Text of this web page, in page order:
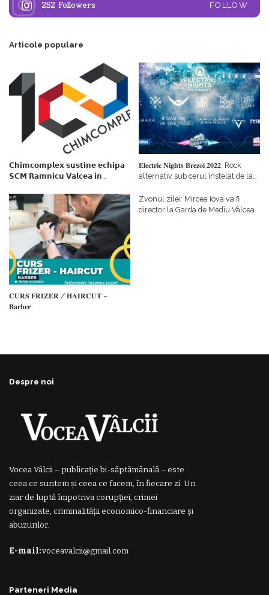
252 Followers FOLLOW
Articole populare
𝗖𝗵𝗶𝗺𝗰𝗼𝗺𝗽𝗹𝗲𝘅 𝘀𝘂𝘀𝘁𝗶𝗻𝗲 𝗲𝗰𝗵𝗶𝗽𝗮
𝗦𝗖𝗠 𝗥𝗮𝗺𝗻𝗶𝗰𝘂 𝗩𝗮𝗹𝗰𝗲𝗮 𝗶𝗻
𝗳𝗶𝗻𝗮𝗻𝘁𝗮𝘁𝗼𝗿
𝐄𝐥𝐞𝐜𝐭𝐫𝐢𝐜 𝐍𝐢𝐠𝐡𝐭𝐬 𝐁𝐫𝐞𝐳𝐨𝐢 𝟐𝟎𝟐𝟐. Rock
alternativ sub cerul înstelat de la
𝐂𝐔𝐑𝐒 𝐅𝐑𝐈𝐙𝐄𝐑 / 𝐇𝐀𝐈𝐑𝐂𝐔𝐓 –
𝐁𝐚𝐫𝐛𝐞𝐫
Zvonul zilei: Mircea Iova va fi
director la Garda de Mediu Vâlcea
Despre noi
Vocea Vâlcii – publicație bi-săptămânală – este
ceea ce suntem și ceea ce facem, în fiecare zi. Un
ziar de luptă împotriva corupției, crimei
organizate, criminalității economico-financiare și
abuzurilor.
E-mail:voceavalcii@gmail.com
Parteneri Media